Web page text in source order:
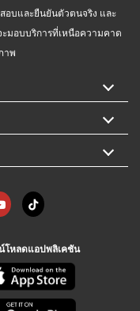
อบและยืนยันตัวตนจริง และ
มอบบริการที่เหนือความคาด
าพ
โหลดแอปพลิเคชัน